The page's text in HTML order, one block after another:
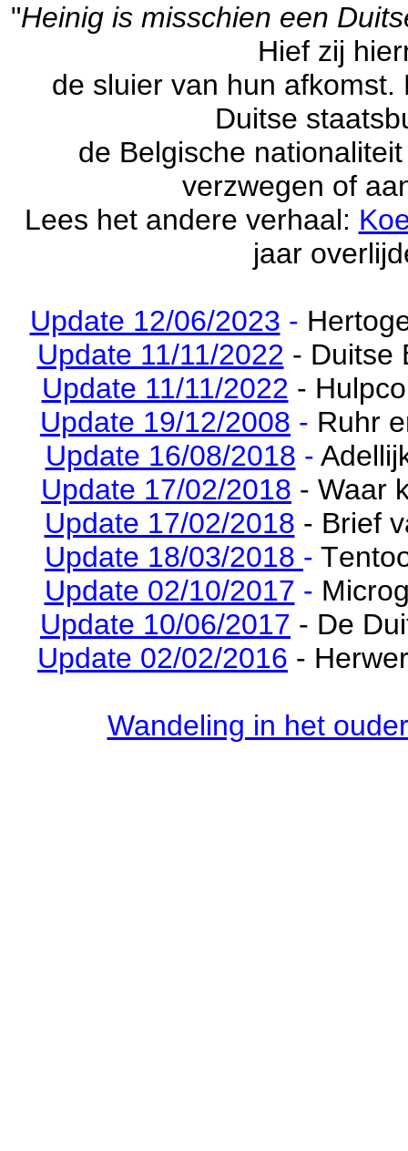
"Heinig is misschien een
Hief zij
de sluier van hun afkomst.
Duitse
de Belgische
verzwegen of
Lees het andere verhaal:
jaar
Update 12/06/2023 -
Update 11/11/2022 - Duitse
Update 11/11/2022 -
Update 19/12/2008 - Ruhr
Update 16/08/2018 -
Update 17/02/2018 -
Update 17/02/2018 - Brief
Update 18/03/2018 - T
Update 02/10/2017 -
Update 10/06/2017 - De
Update 02/02/2016 -
Wandeling in het